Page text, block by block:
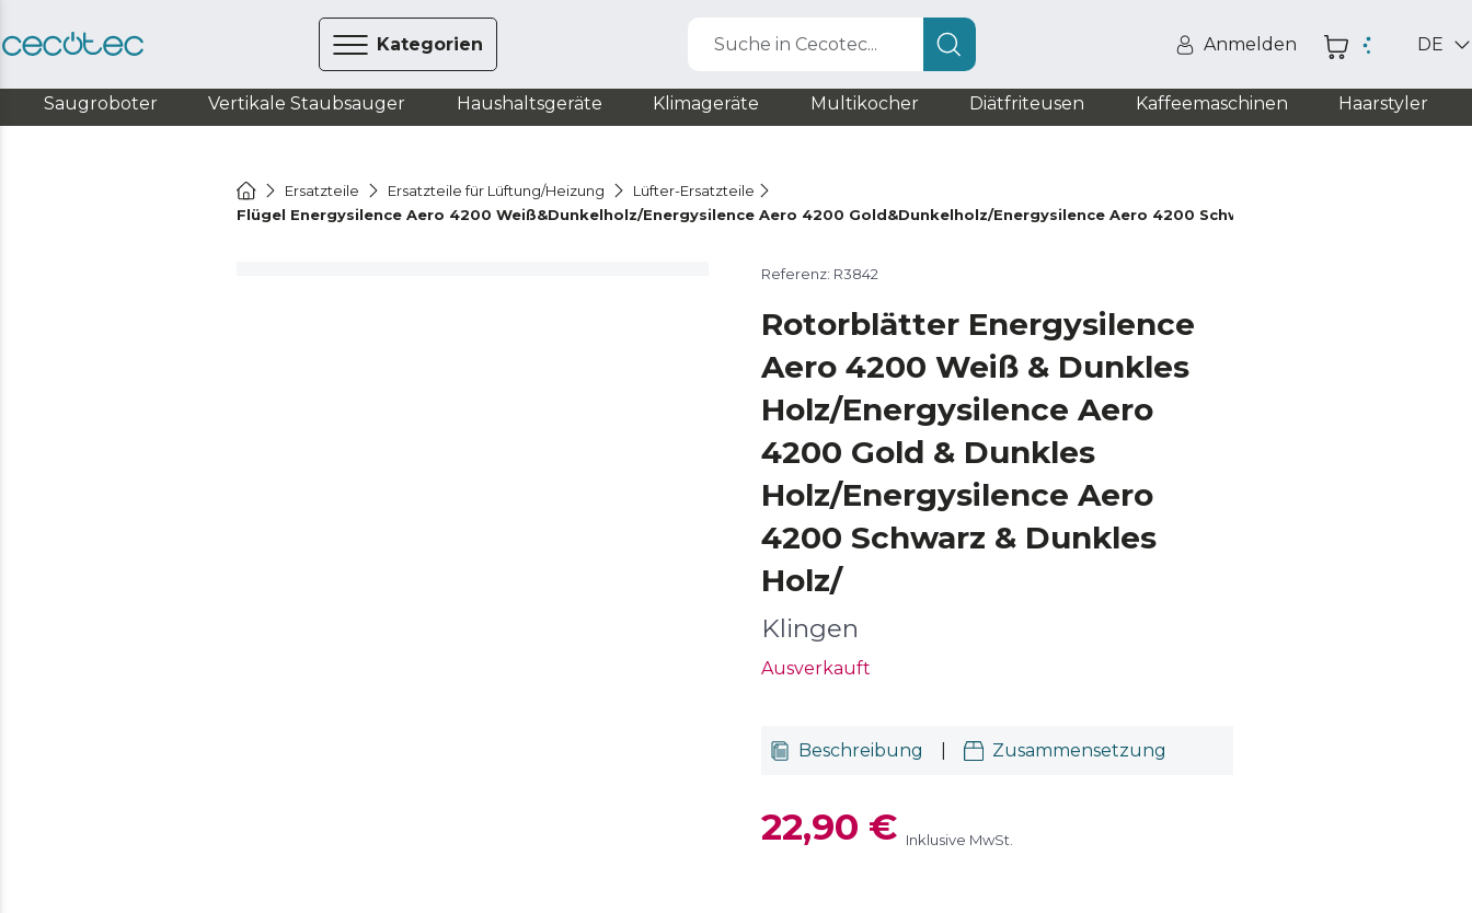
Kategorien Suche in Cecotec... Anmelden DE
Saugroboter Vertikale Staubsauger Haushaltsgeräte Klimageräte Multikocher Diätfriteusen Kaffeemaschinen Haarstyler
Ersatzteile Ersatzteile für Lüftung/Heizung
Lüfter-Ersatzteile
Flügel Energysilence Aero 4200 Weiß&Dunkelholz/Energysilence Aero 4200 Gold&Dunkelholz/Energysilence Aero 4200 Schwarz&Dunkelholz/
Referenz: R3842
Rotorblätter Energysilence
Aero 4200 Weiß & Dunkles
Holz/Energysilence Aero
4200 Gold & Dunkles
Holz/Energysilence Aero
4200 Schwarz & Dunkles
Holz/
Klingen
Ausverkauft
Beschreibung Zusammensetzung
22,90 € Inklusive MwSt.